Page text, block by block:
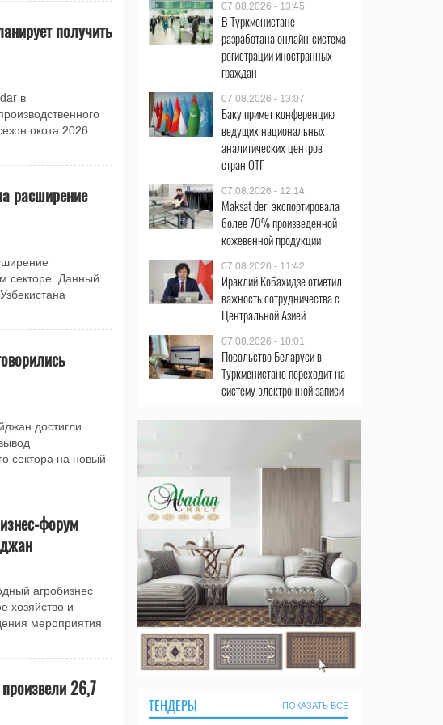
получить
в
окота 2026
расширение
секторе. Данный
достигли
сектора на новый
форум
агробизнес-
хозяйство и
мероприятия
26,7
07.08.2026 - 13:45
В Туркменистане
разработана онлайн-система
регистрации иностранных
граждан
07.08.2026 - 13:07
Баку примет конференцию
ведущих национальных
аналитических центров
стран ОТГ
07.08.2026 - 12:14
Maksat deri экспортировала
более 70% произведенной
кожевенной продукции
07.08.2026 - 11:42
Ираклий Кобахидзе отметил
важность сотрудничества с
Центральной Азией
07.08.2026 - 10:01
Посольство Беларуси в
Туркменистане переходит на
систему электронной записи
ТЕНДЕРЫ ПОКАЗАТЬ ВСЕ